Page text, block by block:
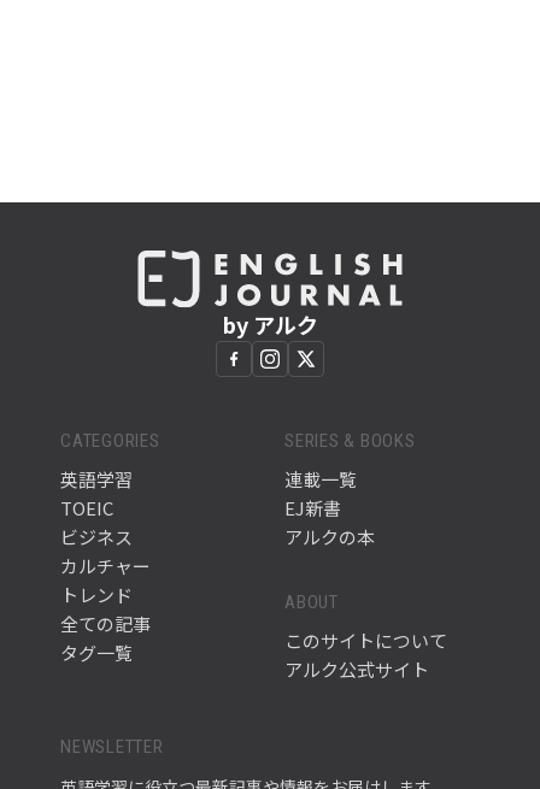
by アルク
CATEGORIES
英語学習
TOEIC
ビジネス
カルチャー
トレンド
全ての記事
タグ一覧
SERIES & BOOKS
連載一覧
EJ新書
アルクの本
ABOUT
このサイトについて
アルク公式サイト
NEWSLETTER